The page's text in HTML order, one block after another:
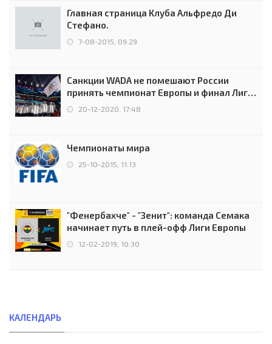
Главная страница Клуба Альфредо Ди
Стефано.
7-08-2015, 09:29
Санкции WADA не помешают России
принять чемпионат Европы и финал Лиги
чемпионов.
20-12-2020, 17:48
Чемпионаты мира
25-10-2015, 11:13
"Фенербахче" - "Зенит": команда Семака
начинает путь в плей-офф Лиги Европы
12-02-2019, 10:30
КАЛЕНДАРЬ